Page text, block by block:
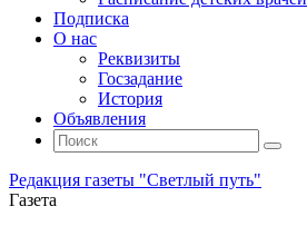
Подписка
О нас
Реквизиты
Госзадание
История
Объявления
Поиск
Искать:
Поиск
Редакция газеты "Светлый путь"
Газета